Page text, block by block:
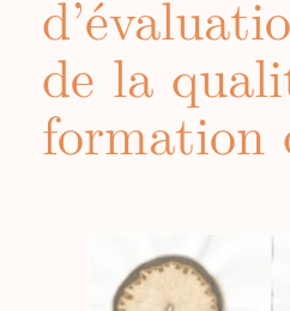
de la
formation